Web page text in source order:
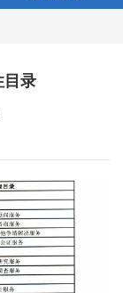
目录